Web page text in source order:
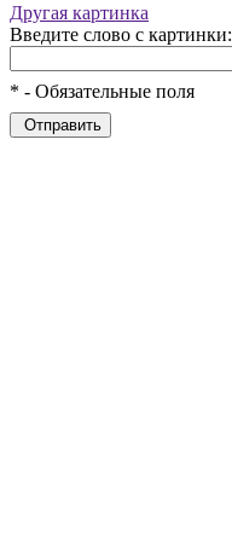
Другая картинка
Введите слово с картинки:
* - Обязательные поля